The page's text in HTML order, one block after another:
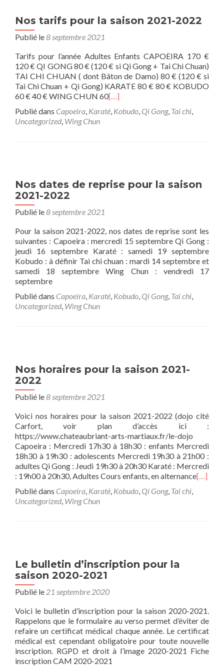
Nos tarifs pour la saison 2021-2022
Publié le8 septembre 2021
Tarifs pour l’année Adultes Enfants CAPOEIRA 170 €
120 € QI GONG 80 € (120 € si Qi Gong + Tai Chi Chuan)
TAI CHI CHUAN ( dont Bâton de Damo) 80 € (120 € si
Tai Chi Chuan + Qi Gong) KARATE 80 € 80 € KOBUDO
60 € 40 € WING CHUN 60[…]
Publié dans Capoeira, Karaté, Kobudo, Qi Gong, Tai chi,
Uncategorized, Wing Chun
Nos dates de reprise pour la saison
2021-2022
Publié le8 septembre 2021
Pour la saison 2021-2022, nos dates de reprise sont les
suivantes : Capoeira : mercredi 15 septembre Qi Gong :
jeudi 16 septembre Karaté : samedi 19 septembre
Kobudo : à définir Tai chi chuan : mardi 14 septembre et
samedi 18 septembre Wing Chun : vendredi 17
septembre
Publié dans Capoeira, Karaté, Kobudo, Qi Gong, Tai chi,
Uncategorized, Wing Chun
Nos horaires pour la saison 2021-
2022
Publié le8 septembre 2021
Voici nos horaires pour la saison 2021-2022 (dojo cité
Carfort, voir plan d’accès ici :
https://www.chateaubriant-arts-martiaux.fr/le-dojo
Capoeira : Mercredi 17h30 à 18h30 : enfants Mercredi
18h30 à 19h30 : adolescents Mercredi 19h30 à 21h00 :
adultes Qi Gong : Jeudi 19h30 à 20h30 Karaté : Mercredi
: 19h00 à 20h30, Adultes Cours enfants, en alternance[…]
Publié dans Capoeira, Karaté, Kobudo, Qi Gong, Tai chi,
Uncategorized, Wing Chun
Le bulletin d’inscription pour la
saison 2020-2021
Publié le 21 septembre 2020
Voici le bulletin d’inscription pour la saison 2020-2021.
Rappelons que le formulaire au verso permet d’éviter de
refaire un certificat médical chaque année. Le certificat
médical est cependant obligatoire pour toute nouvelle
inscription. RGPD et droit à l’image 2020-2021 Fiche
inscription CAM 2020-2021